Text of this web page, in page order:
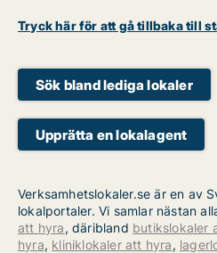
Tryck här för att gå tillbaka till
Sök bland lediga lokaler
Upprätta en lokalagent
Verksamhetslokaler.se är en av
lokalportaler. Vi samlar nästan
att hyra, däribland butikslokaler
hyra, kliniklokaler att hyra,